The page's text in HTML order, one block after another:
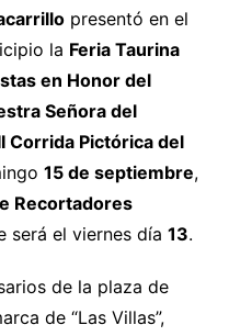
presentó en el
la Feria Taurina
en Honor del
Señora del
Corrida Pictórica del
15 de septiembre,
Recortadores
será el viernes día 13.
de la plaza de
de “Las Villas”,